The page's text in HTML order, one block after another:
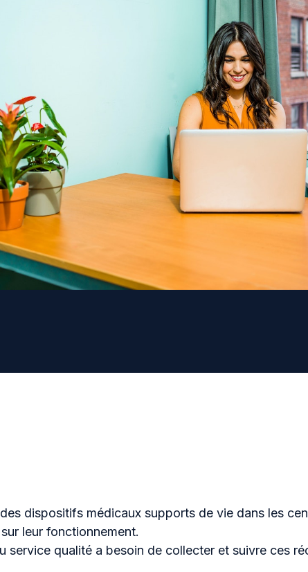
dispositifs médicaux supports de vie dans les
leur fonctionnement.
service qualité a besoin de collecter et suivre ces